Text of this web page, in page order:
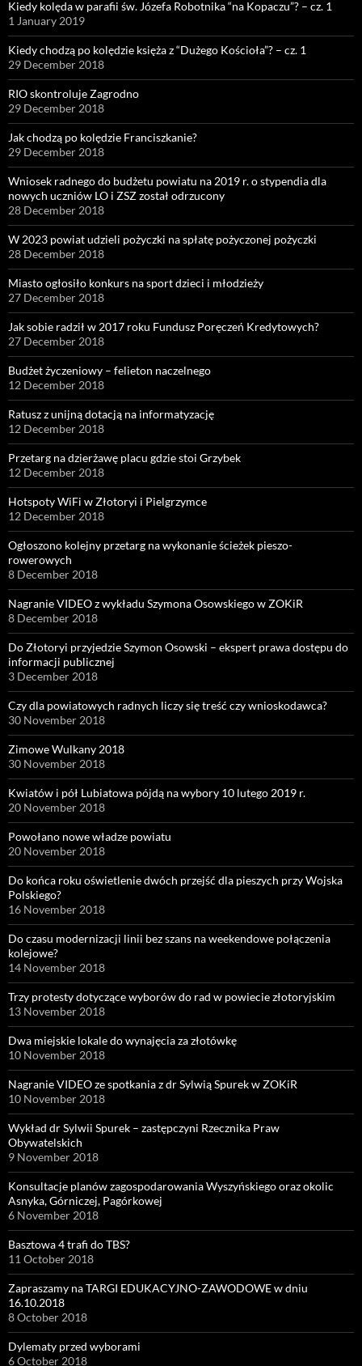
Kiedy kolęda w parafii św. Józefa Robotnika “na Kopaczu”? – cz. 1
1 January 2019
Kiedy chodzą po kolędzie księża z “Dużego Kościoła”? – cz. 1
29 December 2018
RIO skontroluje Zagrodno
29 December 2018
Jak chodzą po kolędzie Franciszkanie?
29 December 2018
Wniosek radnego do budżetu powiatu na 2019 r. o stypendia dla
nowych uczniów LO i ZSZ został odrzucony
28 December 2018
W 2023 powiat udzieli pożyczki na spłatę pożyczonej pożyczki
28 December 2018
Miasto ogłosiło konkurs na sport dzieci i młodzieży
27 December 2018
Jak sobie radził w 2017 roku Fundusz Poręczeń Kredytowych?
27 December 2018
Budżet życzeniowy – felieton naczelnego
12 December 2018
Ratusz z unijną dotacją na informatyzację
12 December 2018
Przetarg na dzierżawę placu gdzie stoi Grzybek
12 December 2018
Hotspoty WiFi w Złotoryi i Pielgrzymce
12 December 2018
Ogłoszono kolejny przetarg na wykonanie ścieżek pieszo-
rowerowych
8 December 2018
Nagranie VIDEO z wykładu Szymona Osowskiego w ZOKiR
8 December 2018
Do Złotoryi przyjedzie Szymon Osowski – ekspert prawa dostępu do
informacji publicznej
3 December 2018
Czy dla powiatowych radnych liczy się treść czy wnioskodawca?
30 November 2018
Zimowe Wulkany 2018
30 November 2018
Kwiatów i pół Lubiatowa pójdą na wybory 10 lutego 2019 r.
20 November 2018
Powołano nowe władze powiatu
20 November 2018
Do końca roku oświetlenie dwóch przejść dla pieszych przy Wojska
Polskiego?
16 November 2018
Do czasu modernizacji linii bez szans na weekendowe połączenia
kolejowe?
14 November 2018
Trzy protesty dotyczące wyborów do rad w powiecie złotoryjskim
13 November 2018
Dwa miejskie lokale do wynajęcia za złotówkę
10 November 2018
Nagranie VIDEO ze spotkania z dr Sylwią Spurek w ZOKiR
10 November 2018
Wykład dr Sylwii Spurek – zastępczyni Rzecznika Praw
Obywatelskich
9 November 2018
Konsultacje planów zagospodarowania Wyszyńskiego oraz okolic
Asnyka, Górniczej, Pagórkowej
6 November 2018
Basztowa 4 trafi do TBS?
11 October 2018
Zapraszamy na TARGI EDUKACYJNO-ZAWODOWE w dniu
16.10.2018
8 October 2018
Dylematy przed wyborami
6 October 2018